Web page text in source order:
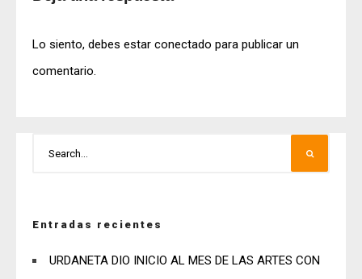
Lo siento, debes estar conectado para publicar un
comentario.
Entradas recientes
URDANETA DIO INICIO AL MES DE LAS ARTES CON